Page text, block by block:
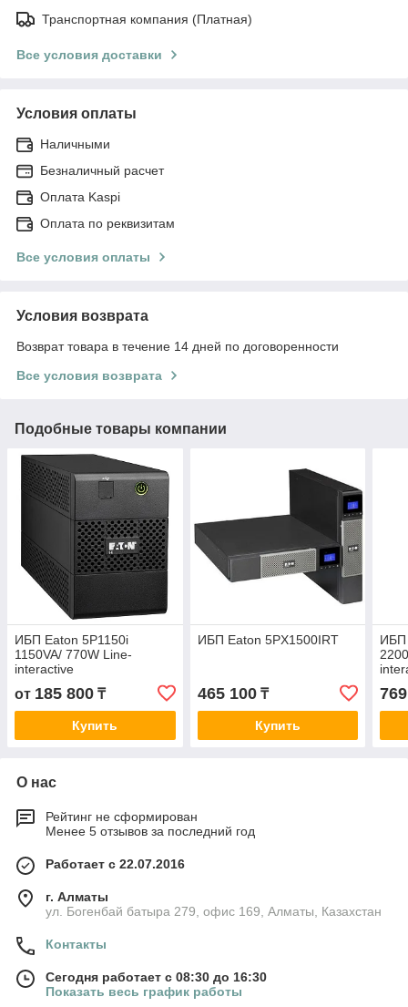
Транспортная компания (Платная)
Все условия доставки
Условия оплаты
Наличными
Безналичный расчет
Оплата Kaspi
Оплата по реквизитам
Все условия оплаты
Условия возврата
Возврат товара в течение 14 дней по договоренности
Все условия возврата
Подобные товары компании
ИБП Eaton 5P1150i
1150VA/ 770W Line-
interactive
от 185 800 ₸
Купить
ИБП Eaton 5PX1500IRT
465 100₸
Купить
ИБП
О нас
Рейтинг не сформирован
Менее 5 отзывов за последний год
Работает с 22.07.2016
г. Алматы
ул. Богенбай батыра 279, офис 169, Алматы, Казахстан
Контакты
Сегодня работает с 08:30 до 16:30
Показать весь график работы